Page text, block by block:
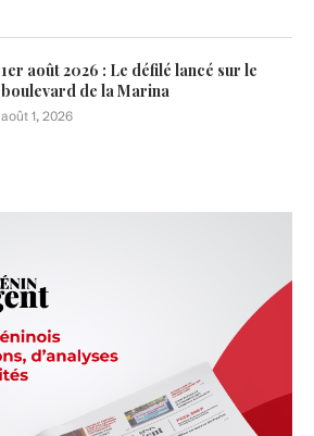
1er août 2026 : Le défilé lancé sur le
boulevard de la Marina
août 1, 2026